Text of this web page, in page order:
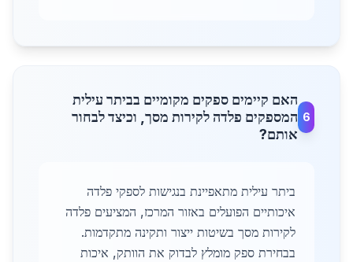
6
האם קיימים ספקים מקומיים בביתר עילית
המספקים פלדה לקירות מסך, וכיצד לבחור
אותם?
ביתר עילית מתאפיינת בנגישות לספקי פלדה
איכותיים הפועלים באזור המרכז, המציעים פלדה
לקירות מסך בשיטות ייצור ותקינה מתקדמות.
בבחירת ספק מומלץ לבדוק את הוותק, איכות